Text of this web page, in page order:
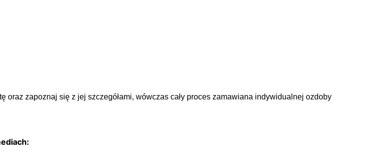
zapoznaj się z jej szczegółami, wówczas cały proces zamawiana indywidualnej ozdoby